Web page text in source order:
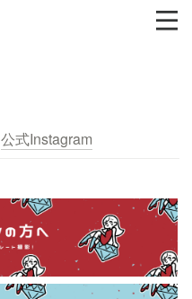
公式Instagram